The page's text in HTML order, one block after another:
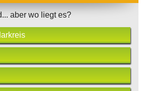
aber wo liegt es?